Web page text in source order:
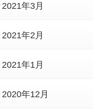
2021年3月
2021年2月
2021年1月
2020年12月